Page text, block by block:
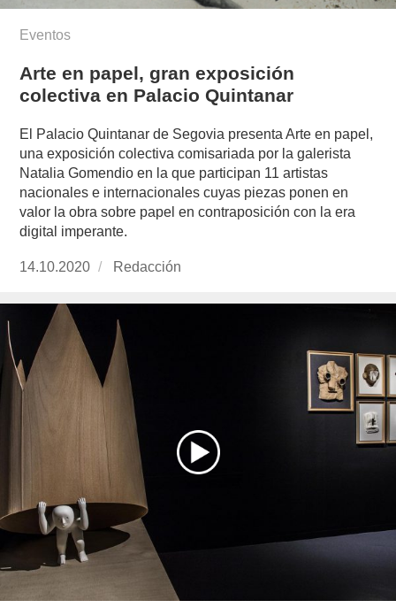
Eventos
Arte en papel, gran exposición
colectiva en Palacio Quintanar
El Palacio Quintanar de Segovia presenta Arte en papel,
una exposición colectiva comisariada por la galerista
Natalia Gomendio en la que participan 11 artistas
nacionales e internacionales cuyas piezas ponen en
valor la obra sobre papel en contraposición con la era
digital imperante.
Publicado
14.10.2020 https://www.experimenta.es/author/redaccion/
Redacción